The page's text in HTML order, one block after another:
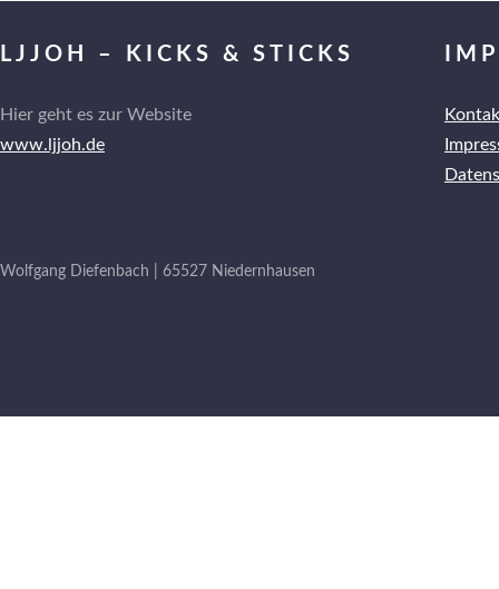
LJJOH – KICKS & STICKS
Hier geht es zur Website
www.ljjoh.de
Wolfgang Diefenbach | 65527 Niedernhausen